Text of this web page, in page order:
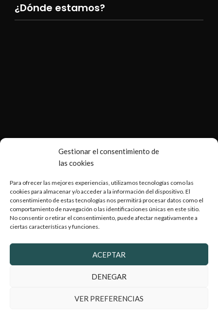
Gestionar el consentimiento de
las cookies
Para ofrecer las mejores experiencias, utilizamos tecnologías como las
cookies para almacenar y/o acceder a la información del dispositivo. El
consentimiento de estas tecnologías nos permitirá procesar datos como el
comportamiento de navegación o las identificaciones únicas en este sitio.
No consentir o retirar el consentimiento, puede afectar negativamente a
ciertas características y funciones.
ACEPTAR
DENEGAR
VER PREFERENCIAS
¿Dónde estamos?
Copyright © 2026 Armería Serrano |Desarrollado por
WebToSell